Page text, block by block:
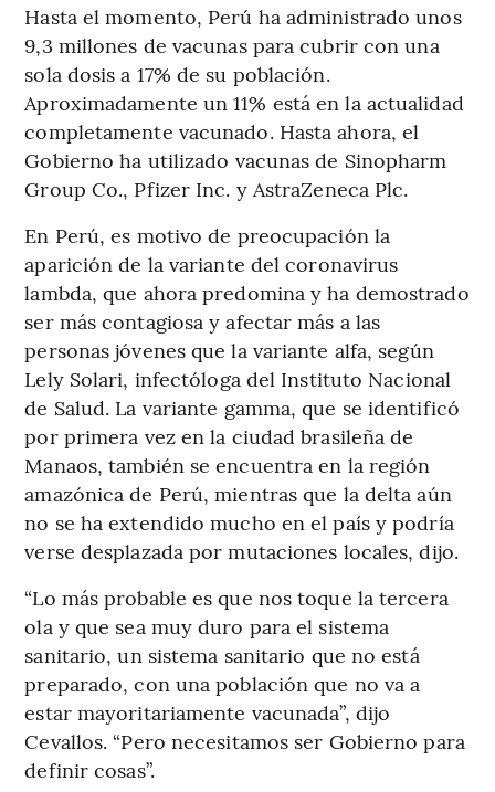
Hasta el momento, Perú ha administrado unos
9,3 millones de vacunas para cubrir con una
sola dosis a 17% de su población.
Aproximadamente un 11% está en la actualidad
completamente vacunado. Hasta ahora, el
Gobierno ha utilizado vacunas de Sinopharm
Group Co., Pfizer Inc. y AstraZeneca Plc.
En Perú, es motivo de preocupación la
aparición de la variante del coronavirus
lambda, que ahora predomina y ha demostrado
ser más contagiosa y afectar más a las
personas jóvenes que la variante alfa, según
Lely Solari, infectóloga del Instituto Nacional
de Salud. La variante gamma, que se identificó
por primera vez en la ciudad brasileña de
Manaos, también se encuentra en la región
amazónica de Perú, mientras que la delta aún
no se ha extendido mucho en el país y podría
verse desplazada por mutaciones locales, dijo.
“Lo más probable es que nos toque la tercera
ola y que sea muy duro para el sistema
sanitario, un sistema sanitario que no está
preparado, con una población que no va a
estar mayoritariamente vacunada”, dijo
Cevallos. “Pero necesitamos ser Gobierno para
definir cosas”.